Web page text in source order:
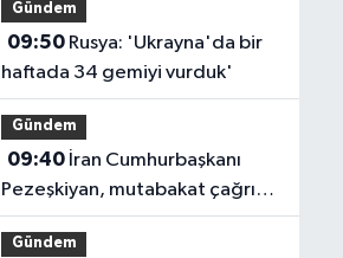
Gündem
09:50Rusya: 'Ukrayna'da bir
haftada 34 gemiyi vurduk'
Gündem
09:40İran Cumhurbaşkanı
Pezeşkiyan, mutabakat çağrısı
yaptı
Gündem